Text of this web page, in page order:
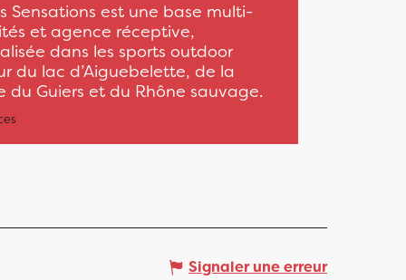
Sensations est une base multi-
et agence réceptive,
dans les sports outdoor
du lac d’Aiguebelette, de la
du Guiers et du Rhône sauvage.
Signaler une erreur